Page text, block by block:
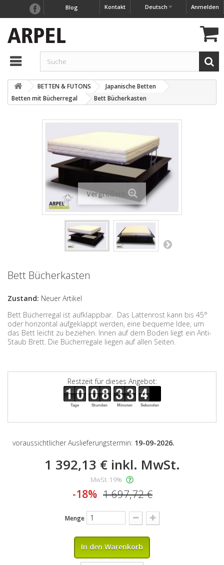
Anmelden
Deutsch
Kontakt
Blog
BETTEN & FUTONS
Japanische Betten
Betten mit Bücherregal
Bett Bücherkasten
Vergrößern
Bett Bücherkasten
Zustand: Neuer Artikel
Bett Bücherregal ist aufklappbar. Das Lattenrost kann bis 45°
oder horizontal aufgeklappt werden, eine bequeme Idee, um
das Bett leicht zu beziehen. Innen auf dem Boden liegt ein Anti-
Staub Brett. Die Bücherregale liegen auf allen Seiten.
Restzeit für dieses Angebot:
Tage Stunden Minuten Sekunden
voraussichtlicher Auslieferungstermin: 19-09-2026.
1 392,13 €inkl. MwSt.
MwSt. 19%
-18% 1 697,72 €
Menge
In den Warenkorb